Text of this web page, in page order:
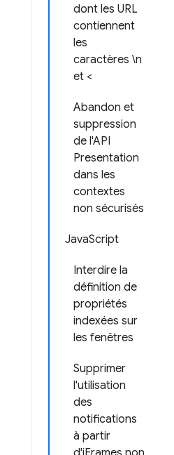
dont les URL
contiennent
les
caractères \n
et <
Abandon et
suppression
de l'API
Presentation
dans les
contextes
non sécurisés
JavaScript
Interdire la
définition de
propriétés
indexées sur
les fenêtres
Supprimer
l'utilisation
des
notifications
à partir